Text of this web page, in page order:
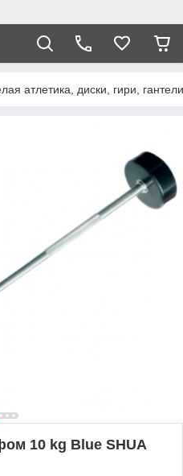
атлетика, диски, гири, гантели
10 kg Blue SHUA